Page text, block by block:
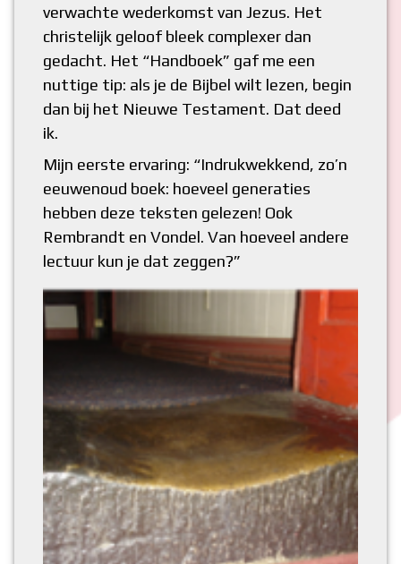
verwachte wederkomst van Jezus. Het
christelijk geloof bleek complexer dan
gedacht. Het “Handboek” gaf me een
nuttige tip: als je de Bijbel wilt lezen, begin
dan bij het Nieuwe Testament. Dat deed
ik.
Mijn eerste ervaring: “Indrukwekkend, zo’n
eeuwenoud boek: hoeveel generaties
hebben deze teksten gelezen! Ook
Rembrandt en Vondel. Van hoeveel andere
lectuur kun je dat zeggen?”